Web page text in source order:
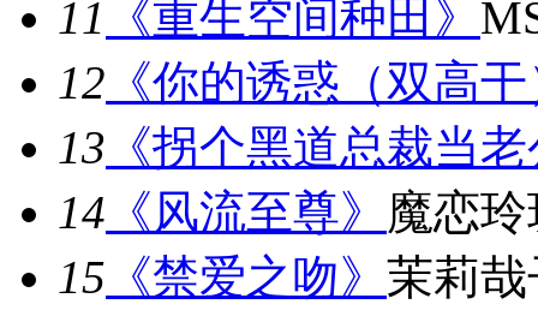
11
《重生空间种田》
12 《你的诱惑（双高
13 《拐个黑道总裁当
14 《风流至尊》 魔恋
15 《禁爱之吻》 茉莉哉